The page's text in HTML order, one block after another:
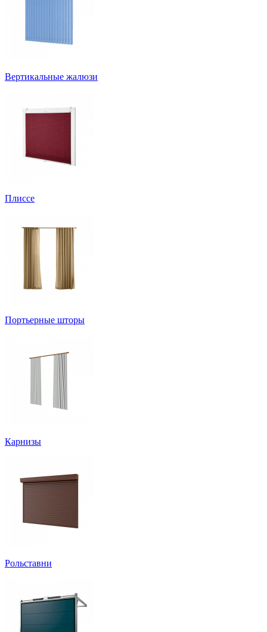
Вертикальные жалюзи
Плиссе
Портьерные шторы
Карнизы
Рольставни